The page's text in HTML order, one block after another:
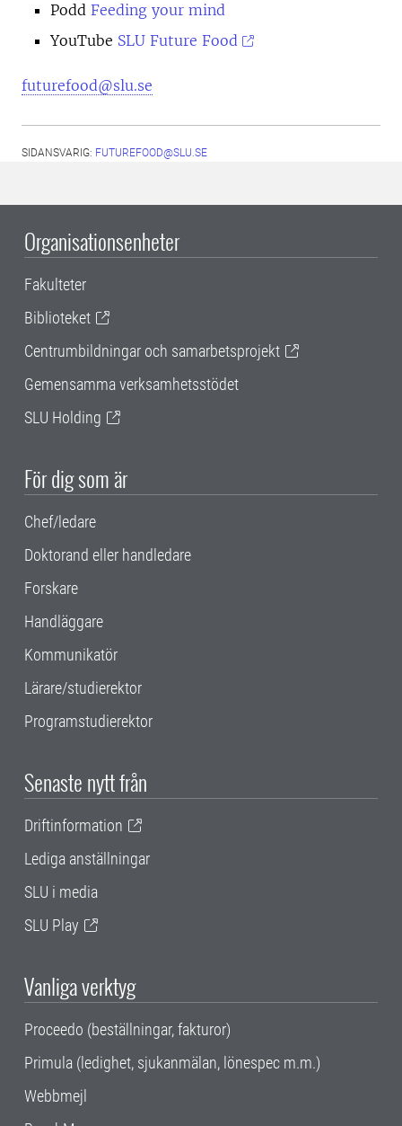
Podd Feeding your mind
YouTube SLU Future Food
futurefood@slu.se
SIDANSVARIG: FUTUREFOOD@SLU.SE
Organisationsenheter
Fakulteter
Biblioteket
Centrumbildningar och samarbetsprojekt
Gemensamma verksamhetsstödet
SLU Holding
För dig som är
Chef/ledare
Doktorand eller handledare
Forskare
Handläggare
Kommunikatör
Lärare/studierektor
Programstudierektor
Senaste nytt från
Driftinformation
Lediga anställningar
SLU i media
SLU Play
Vanliga verktyg
Proceedo (beställningar, fakturor)
Primula (ledighet, sjukanmälan, lönespec m.m.)
Webbmejl